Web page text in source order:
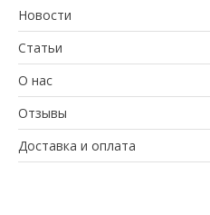
Новости
Статьи
О нас
Отзывы
Доставка и оплата